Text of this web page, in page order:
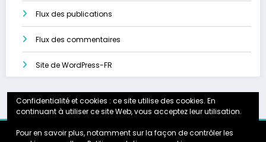
Flux des publications
Flux des commentaires
Site de WordPress-FR
Accueil Calendrier Instagram Galerie
Partenariats
Confidentialité et cookies : ce site utilise des cookies. En
continuant à utiliser ce site Web, vous acceptez leur utilisation.
Pour en savoir plus, notamment sur la façon de contrôler les